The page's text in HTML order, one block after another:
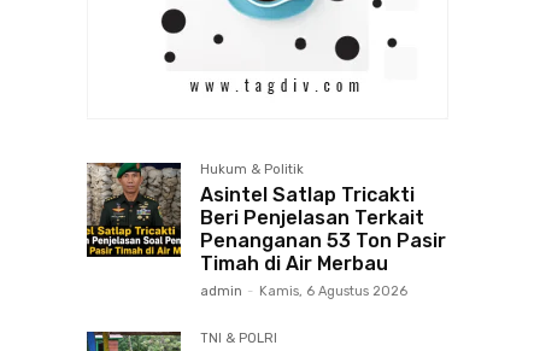
Hukum & Politik
Asintel Satlap Tricakti
Beri Penjelasan Terkait
Penanganan 53 Ton Pasir
Timah di Air Merbau
admin - Kamis, 6 Agustus 2026
TNI & POLRI